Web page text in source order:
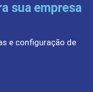
sua empresa
e configuração de